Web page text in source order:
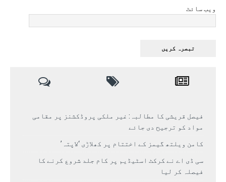
ویب سائٹ
فیصل قریشی کا مطالبہ: غیر ملکی پروڈکشنز پر مقامی
مواد کو ترجیح دی جائے
کامن ویلتھ گیمز کے اختتام پر کھلاڑی ‘لاپتہ’
سی ڈی اے نے کرکٹ اسٹیڈیم پر کام جلد شروع کرنے کا
فیصلہ کر لیا